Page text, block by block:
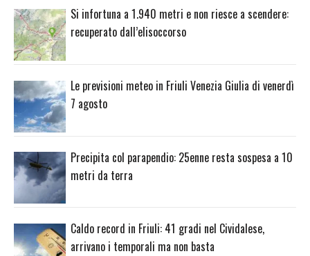
Si infortuna a 1.940 metri e non riesce a scendere:
recuperato dall’elisoccorso
Le previsioni meteo in Friuli Venezia Giulia di venerdì
7 agosto
Precipita col parapendio: 25enne resta sospesa a 10
metri da terra
Caldo record in Friuli: 41 gradi nel Cividalese,
arrivano i temporali ma non basta